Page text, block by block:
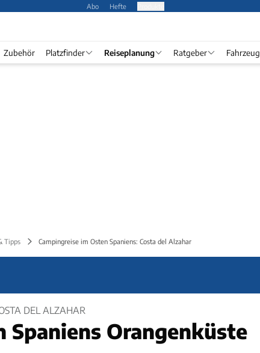
Abo Hefte
Zubehör Platzfinder Reiseplanung Ratgeber
Tipps Campingreise im Osten Spaniens: Costa del Alzahar
DEL ALZAHAR
Spaniens Orangenküste